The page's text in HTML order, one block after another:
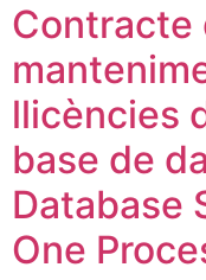
Contracte
llicències
base de
Database
One